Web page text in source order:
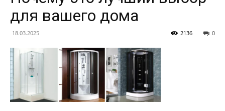
для вашего дома
18.03.2025 0
2136